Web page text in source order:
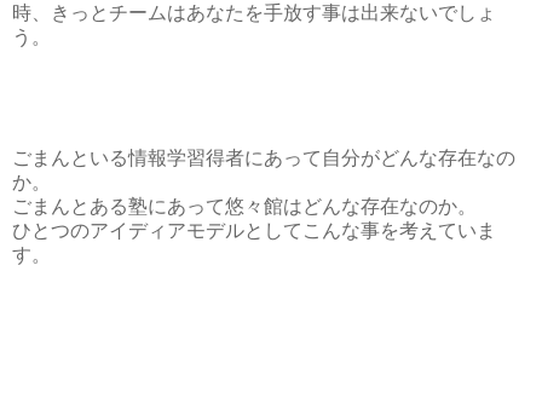
時、きっとチームはあなたを手放す事は出来ないでしょ
う。
ごまんといる情報学習得者にあって自分がどんな存在なの
か。
ごまんとある塾にあって悠々館はどんな存在なのか。
ひとつのアイディアモデルとしてこんな事を考えていま
す。